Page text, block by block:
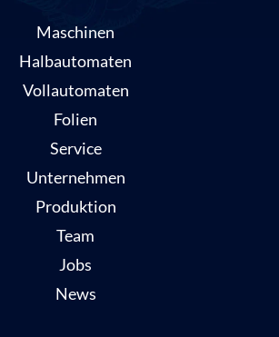
Maschinen
Halbautomaten
Vollautomaten
Folien
Service
Unternehmen
Produktion
Team
Jobs
News